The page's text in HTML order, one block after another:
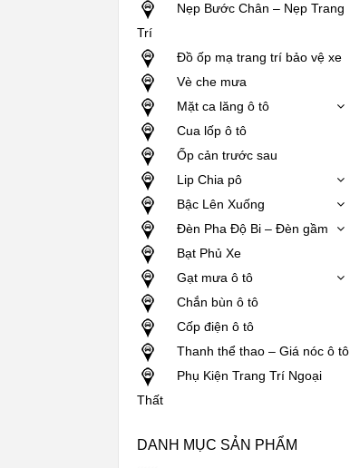
Nẹp Bước Chân – Nẹp Trang
Trí
Đồ ốp mạ trang trí bảo vệ xe
Vè che mưa
Mặt ca lăng ô tô
Cua lốp ô tô
Ốp cản trước sau
Lip Chia pô
Bậc Lên Xuống
Đèn Pha Độ Bi – Đèn gầm
Bạt Phủ Xe
Gạt mưa ô tô
Chắn bùn ô tô
Cốp điện ô tô
Thanh thể thao – Giá nóc ô tô
Phụ Kiện Trang Trí Ngoại
Thất
DANH MỤC SẢN PHẨM